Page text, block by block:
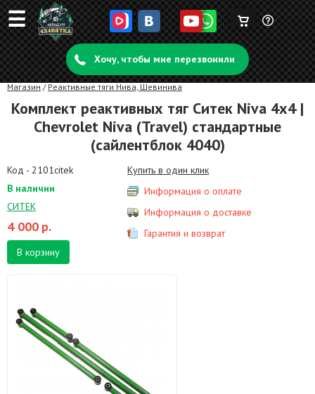
☰ Задать
вопрос
Корзина
пуста
Хочу, чтобы мне перезвонили
Магазин / Реактивные тяги Нива, Шевинива
Комплект реактивных тяг Ситек Niva 4x4 |
Chevrolet Niva (Travel) стандартные
(сайлентблок 4040)
Код - 2101citek
В наличии
СИТЕК
4 000 р.
В корзину
Купить в один клик
Информация о оплате
Информация о доставке
Гарантия и возврат